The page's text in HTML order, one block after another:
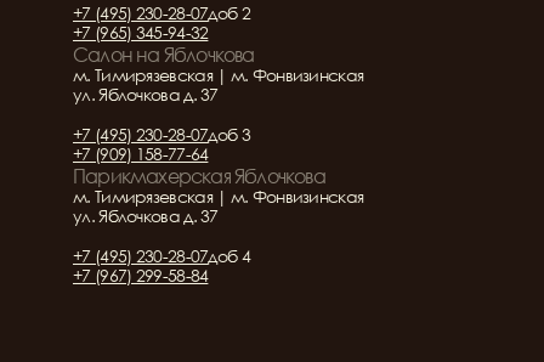
+7 (495) 230-28-07доб 2
+7 (965) 345-94-32
Салон на Яблочкова
м. Тимирязевская | м. Фонвизинская
ул. Яблочкова д. 37
+7 (495) 230-28-07доб 3
+7 (909) 158-77-64
Парикмахерская Яблочкова
м. Тимирязевская | м. Фонвизинская
ул. Яблочкова д. 37
+7 (495) 230-28-07доб 4
+7 (967) 299-58-84